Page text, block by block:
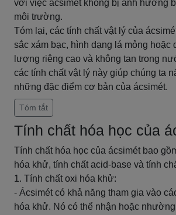
với việc ácsimét không bị ảnh hưởng
môi trường.
Tóm lại, các tính chất vật lý của
sắc xám bạc, hình dạng lá mỏng hoặc
lượng riêng cao và không tan trong
các tính chất vật lý này giúp chúng ta
những đặc điểm cơ bản của ácsimét.
Tóm tắt
Tính chất hóa học của
Tính chất hóa học của ácsimét bao
hóa khử, tính chất acid-base và tính
1. Tính chất oxi hóa khử:
- Ácsimét có khả năng tham gia vào
hóa khử. Nó có thể nhận hoặc